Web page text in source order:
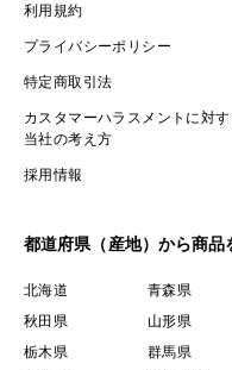
利用規約
プライバシーポリシー
特定商取引法
カスタマーハラスメントに対す
当社の考え方
採用情報
都道府県（産地）から商品
北海道 青森県
秋田県
山形県
栃木県
群馬県